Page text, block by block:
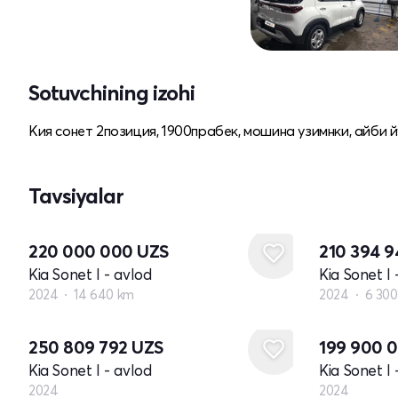
Sotuvchining izohi
Кия сонет 2позиция, 1900прабек, мошина узимнки, айби
Tavsiyalar
220 000 000 UZS
Kia Sonet I - avlod
2024 14 640 km
210 394
Kia Sonet I
2024 6
250 809 792 UZS
Kia Sonet I - avlod
2024
199 900
Kia Sonet I
2024